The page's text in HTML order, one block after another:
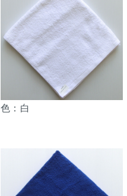
色：白